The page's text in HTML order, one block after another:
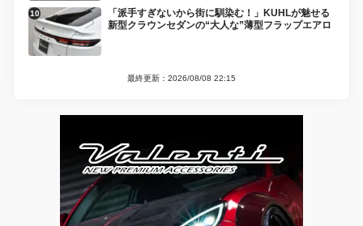
「派手すぎないから街に馴染む！」KUHLが魅せる
新型クラウンセダンの“大人な”薄型フラップエアロ
最終更新：2026/08/08 22:15